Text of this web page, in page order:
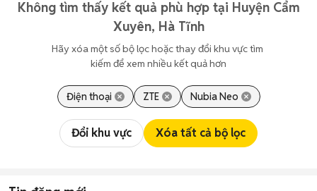
Không tìm thấy kết quả phù hợp tại Huyện Cẩm
Xuyên, Hà Tĩnh
Hãy xóa một số bộ lọc hoặc thay đổi khu vực tìm
kiếm để xem nhiều kết quả hơn
Điện thoại ZTE Nubia Neo
Đổi khu vực Xóa tất cả bộ lọc